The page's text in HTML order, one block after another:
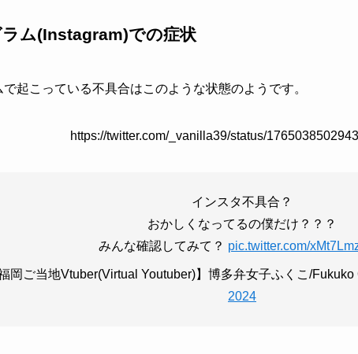
ム(Instagram)での症状
起こっている不具合はこのような状態のようです。
https://twitter.com/_vanilla39/status/
インスタ不具合？
おかしくなってるの僕だけ？？？
みんな確認してみて？ pic.twitter.com/
岡ご当地Vtuber(Virtual Youtuber)】博多弁女子ふくこ/Fukuko
2024